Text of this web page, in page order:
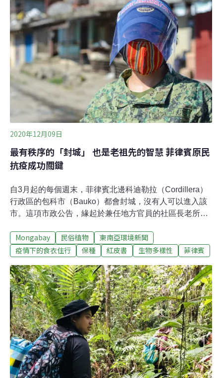
為經濟作物，居民普遍對這種植物不陌生。蓪草，又被叫
做「通脫木」，生長在山坡雜木林，潮濕而有日照的土地
上，廣泛分布在中國、琉球以及台灣，同時也是台灣的原
生植物。運用耆老傳承的通脫技術，取出濕潤而柔軟的蓪
草髓心，將它風乾，可以做為天然的製紙原料。蓪草紙在
19世紀，因外觀潔白透亮，與一般植物纖維製成的紙張不
同，被歐洲人稱為「米紙」，甚至一度被誤以為是由白米
做成，後來自然博物學家透過顯微鏡觀察，才揭開謎團。
1852年，英國皇家植物園園長William
2020年12月09日
最有秩序的「封城」 也是老祖先的智慧 菲律賓原民
抗疫成功關鍵
自3月起的每個週末，菲律賓北邊科迪勒拉（Cordillera）
行政區的包科市（Bauko）都會封城，沒有人可以進入該
市。這項市政公告，緣起於兼任地方官員的社區長老所發
與外隔絕的措施，一旦發動，代表一段時間內任何人都不
能進出社區，而確切的封城時間則由長老議會決定，可能
是科迪勒拉地區的6個省份之一，該省不同城鎮都啟動這
種作法，不同語系的族群也有其他稱呼方式，例如：「te-
er」、「to-or」、「sedey」、「far-e」、「ubaya」 或
「tungro」 。根據菲律賓國家原住民委員會（National
Commission on Indigenous Peoples ，簡稱NCIP）的資
料，科迪勒拉地區的居民主要是原住民，住有超過15個不
同語系的族群。因
Mongabay 民俗植物
東南亞環境新聞
疫情下的食衣住行
保種 紅皮書 生物多樣性 菲律賓